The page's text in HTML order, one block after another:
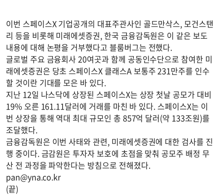
이번 스페이스X 기업공개의 대표주관사인 골드만삭스, 모건스탠
리 등을 비롯해 미래에셋증권, 한국 금융감독원은 이 같은 보도
내용에 대해 논평을 거부했다고 블룸버그는 전했다.
글로벌 주요 금융회사 20여곳과 함께 공동인수단으로 참여한 미
래에셋증권은 당초 스페이스X 클래스A 보통주 231만주를 인수
할 것이란 기대를 모은 바 있다.
지난 12일 나스닥에 상장된 스페이스X는 상장 첫날 공모가 대비
19% 오른 161.11달러에 거래를 마친 바 있다. 스페이스X는 이
번 상장을 통해 역대 최대 규모인 총 857억 달러(약 133조원)를
조달했다.
금융감독원은 이번 사태와 관련, 미래에셋증권에 대한 검사를 진
행 중이다. 금감원은 투자자 보호에 초점을 맞춰 공모주 배정 무
산 전 과정을 파악한다는 방침으로 전해졌다.
pan@yna.co.kr
(끝)